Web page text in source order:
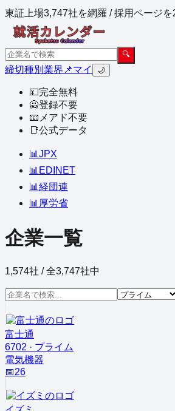
東証上場3,747社を網羅 / 採用ページ
🔍
締切種別 業界 📌マイ 🌙
💴完全無料
🙅登録不要
📧 メアド不要
📑公式データ
📊 JPX
📊 EDINET
📊 経団連
📊 厚労省
企業一覧
1,574社 / 全3,747社中
富士通
6702 · プライム
電気機器
📅26